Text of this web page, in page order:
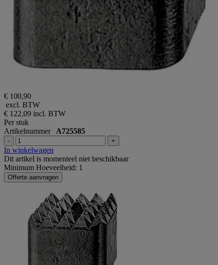
€ 100,90
excl. BTW
€ 122,09 incl. BTW
Per stuk
Artikelnummer A725585
- +
In winkelwagen
Dit artikel is momenteel niet beschikbaar
Minimum Hoeveelheid: 1
Offerte aanvragen